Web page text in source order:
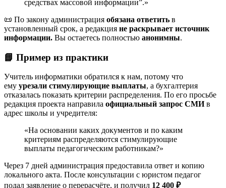
средствах массовой информации”.»
📜 По закону администрация обязана ответить в
установленный срок, а редакция не раскрывает источник
информации. Вы остаетесь полностью анонимны.
📘 Пример из практики
Учитель информатики обратился к нам, потому что
ему урезали стимулирующие выплаты, а бухгалтерия
отказалась показать критерии распределения. По его просьбе
редакция проекта направила официальный запрос СМИв
адрес школы и учредителя:
«На основании каких документов и по каким
критериям распределяются стимулирующие
выплаты педагогическим работникам?»
Через 7 дней администрация предоставила ответ и копию
локального акта. После консультации с юристом педагог
подал заявление о перерасчёте, и получил 12 400 ₽